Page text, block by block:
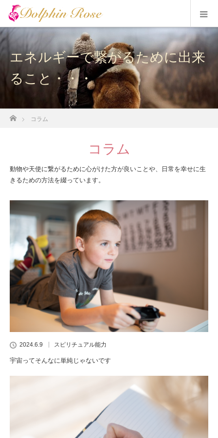
エネルギーで繋がるために出来
ること・・・
コラム
コラム
動物や天使に繋がるために心がけた方が良いことや、日常を幸せに生
きるための方法を綴っています。
2024.6.9 スピリチュアル能力
宇宙ってそんなに単純じゃないです